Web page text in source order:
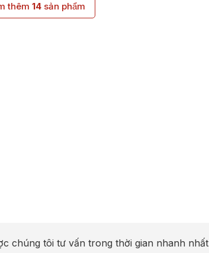
thêm 14sản phẩm
chúng tôi tư vấn trong thời gian nhanh nhất